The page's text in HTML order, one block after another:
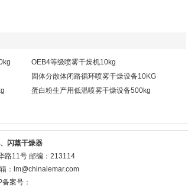
OEB4等级喷雾干燥机10kg
固体分散体闭路循环喷雾干燥设备10KG
蛋白粉生产用低温喷雾干燥设备500kg
闪蒸干燥器
路11号 邮编：213114
： lm@chinalemar.com
备案号：